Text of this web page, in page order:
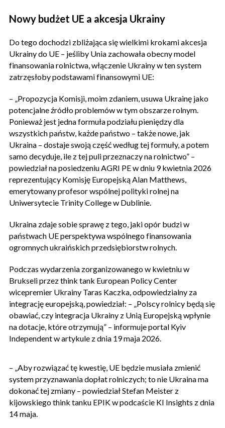
Nowy budżet UE a akcesja Ukrainy
Do tego dochodzi zbliżająca się wielkimi krokami akcesja
Ukrainy do UE – jeśliby Unia zachowała obecny model
finansowania rolnictwa, włączenie Ukrainy w ten system
zatrzęsłoby podstawami finansowymi UE:
– „Propozycja Komisji, moim zdaniem, usuwa Ukrainę jako
potencjalne źródło problemów w tym obszarze rolnym.
Ponieważ jest jedna formuła podziału pieniędzy dla
wszystkich państw, każde państwo – także nowe, jak
Ukraina – dostaje swoją część według tej formuły, a potem
samo decyduje, ile z tej puli przeznaczy na rolnictwo” –
powiedział na posiedzeniu AGRI PE w dniu 9 kwietnia 2026
reprezentujący Komisję Europejską Alan Matthews,
emerytowany profesor wspólnej polityki rolnej na
Uniwersytecie Trinity College w Dublinie.
Ukraina zdaje sobie sprawę z tego, jaki opór budzi w
państwach UE perspektywa wspólnego finansowania
ogromnych ukraińskich przedsiębiorstw rolnych.
Podczas wydarzenia zorganizowanego w kwietniu w
Brukseli przez think tank European Policy Center
wicepremier Ukrainy Taras Kaczka, odpowiedzialny za
integrację europejską, powiedział: – „Polscy rolnicy będą się
obawiać, czy integracja Ukrainy z Unią Europejską wpłynie
na dotacje, które otrzymują” – informuje portal Kyiv
Independent w artykule z dnia 19 maja 2026.
– „Aby rozwiązać tę kwestię, UE będzie musiała zmienić
system przyznawania dopłat rolniczych; to nie Ukraina ma
dokonać tej zmiany – powiedział Stefan Meister z
kijowskiego think tanku EPIK w podcaście KI Insights z dnia
14 maja.